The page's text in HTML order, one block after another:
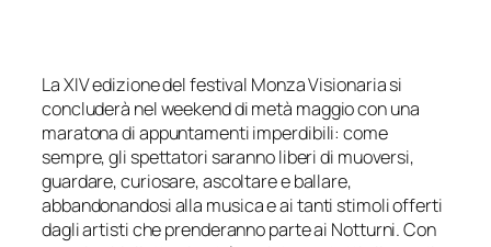
La XIV edizione del festival Monza Visionaria si
concluderà nelweekenddi metà maggio con una
maratona di appuntamenti imperdibili: come
sempre, gli spettatori saranno liberi di muoversi,
guardare, curiosare, ascoltare e ballare,
abbandonandosialla musica e ai tanti stimoli offerti
dagli artisti che prenderanno parteai Notturni. Con